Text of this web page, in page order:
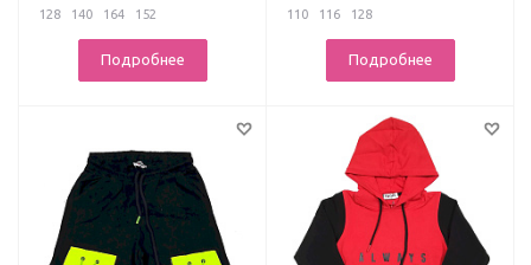
128 140 164 152
Подробнее
110 116 128
Подробнее